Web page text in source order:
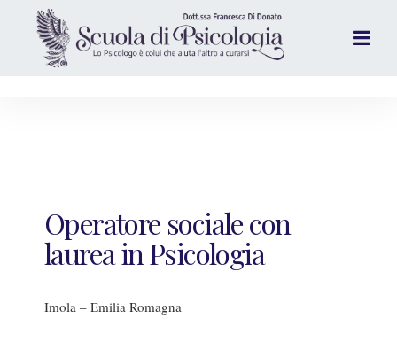
Operatore sociale con
laurea in Psicologia
Imola – Emilia Romagna